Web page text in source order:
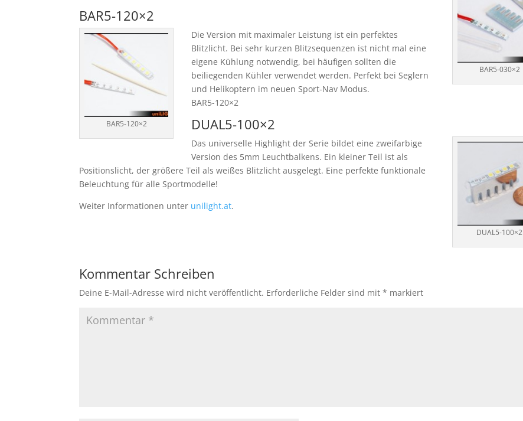
BAR5-030×2
BAR5-120×2
BAR5-120×2
Die Version mit maximaler Leistung ist ein perfektes
Blitzlicht. Bei sehr kurzen Blitzsequenzen ist nicht mal eine
eigene Kühlung notwendig, bei häufigen sollten die
beiliegenden Kühler verwendet werden. Perfekt bei Seglern
und Helikoptern im neuen Sport-Nav Modus.
BAR5-120×2
DUAL5-100×2
DUAL5-100×2
Das universelle Highlight der Serie bildet eine zweifarbige
Version des 5mm Leuchtbalkens. Ein kleiner Teil ist als
Positionslicht, der größere Teil als weißes Blitzlicht ausgelegt. Eine perfekte funktionale
Beleuchtung für alle Sportmodelle!
Weiter Informationen unter unilight.at.
Kommentar Schreiben
Deine E-Mail-Adresse wird nicht veröffentlicht. Erforderliche Felder sind mit* markiert